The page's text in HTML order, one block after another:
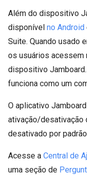
Além do dispositivo
disponível no Android
Suite. Quando usado
os usuários
dispositivo
funciona como um
O aplicativo
ativação/desativação
desativado por
Acesse a Central de
uma seção de